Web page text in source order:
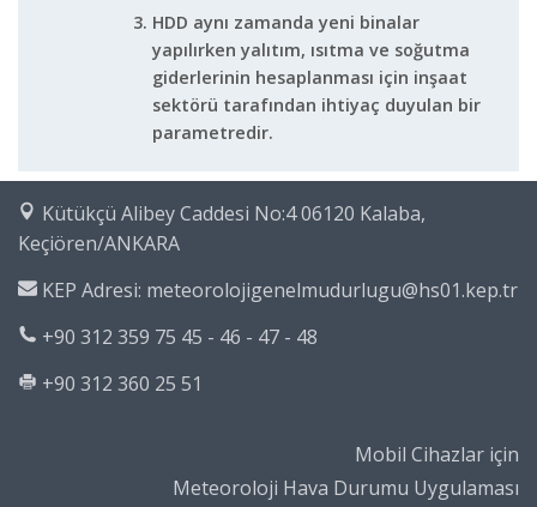
HDD aynı zamanda yeni binalar
yapılırken yalıtım, ısıtma ve soğutma
giderlerinin hesaplanması için inşaat
sektörü tarafından ihtiyaç duyulan bir
parametredir.
Kütükçü Alibey Caddesi No:4 06120 Kalaba,
Keçiören/ANKARA
KEP Adresi: meteorolojigenelmudurlugu@hs01.kep.tr
+90 312 359 75 45 - 46 - 47 - 48
+90 312 360 25 51
Mobil Cihazlar için
Meteoroloji Hava Durumu Uygulaması